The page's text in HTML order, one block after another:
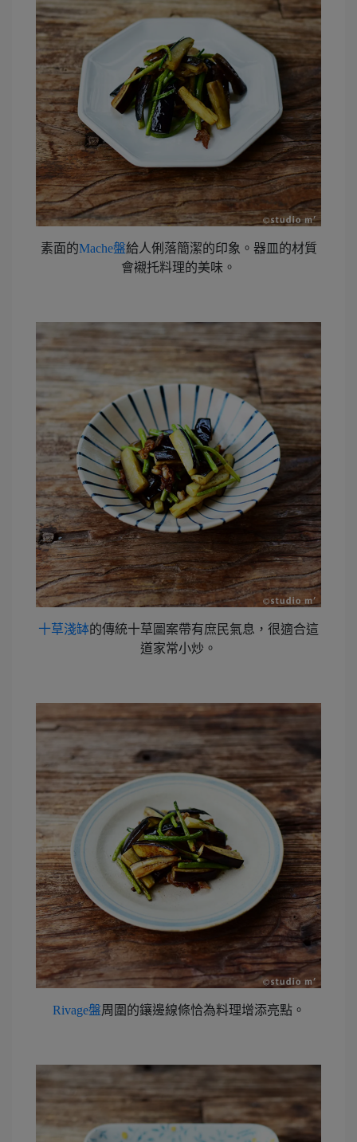
素面的Mache盤給人俐落簡潔的印象。器皿的材質
會襯托料理的美味。
十草淺缽的傳統十草圖案帶有庶民氣息，很適合這
道家常小炒。
Rivage盤周圍的鑲邊線條恰為料理增添亮點。